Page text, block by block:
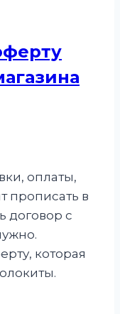
оплаты,
прописать в
договор с
которая